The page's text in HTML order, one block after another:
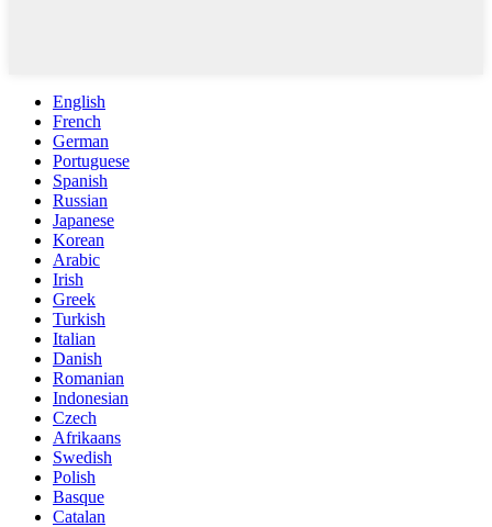
English
French
German
Portuguese
Spanish
Russian
Japanese
Korean
Arabic
Irish
Greek
Turkish
Italian
Danish
Romanian
Indonesian
Czech
Afrikaans
Swedish
Polish
Basque
Catalan